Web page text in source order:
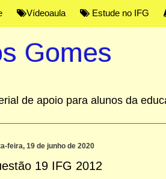
Vídeoaula Estude no IFG
Gomes
de apoio para alunos da
feira, 19 de junho de 2020
19 IFG 2012